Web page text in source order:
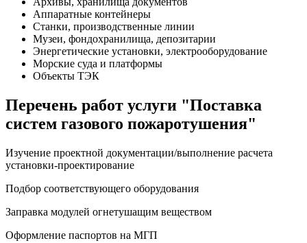
Аппаратные контейнеры
Станки, производственные линии
Музеи, фондохранилища, депозитарии
Энергетические установки, электрооборудование
Морские суда и платформы
Объекты ТЭК
Перечень работ услуги "Поставка
систем газового пожаротушения"
Изучение проектной документации/выполнение расчета
установки-проектирование
Подбор соответствующего оборудования
Заправка модулей огнетушащим веществом
Оформление паспортов на МГП